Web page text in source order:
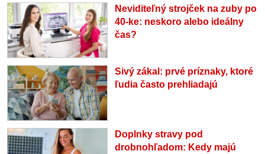
Neviditeľný strojček na zuby po
40-ke: neskoro alebo ideálny
čas?
Sivý zákal: prvé príznaky, ktoré
ľudia často prehliadajú
Doplnky stravy pod
drobnohľadom: Kedy majú